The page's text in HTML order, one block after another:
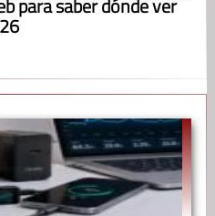
para saber dónde ver